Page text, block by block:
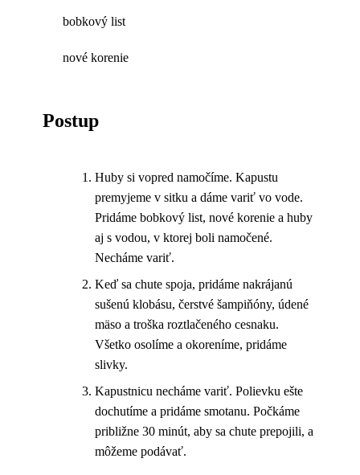
bobkový list
nové korenie
Postup
Huby si vopred namočíme. Kapustu
premyjeme v sitku a dáme variť vo vode.
Pridáme bobkový list, nové korenie a huby
aj s vodou, v ktorej boli namočené.
Necháme variť.
Keď sa chute spoja, pridáme nakrájanú
sušenú klobásu, čerstvé šampiňóny, údené
mäso a troška roztlačeného cesnaku.
Všetko osolíme a okoreníme, pridáme
slivky.
Kapustnicu necháme variť. Polievku ešte
dochutíme a pridáme smotanu. Počkáme
približne 30 minút, aby sa chute prepojili, a
môžeme podávať.